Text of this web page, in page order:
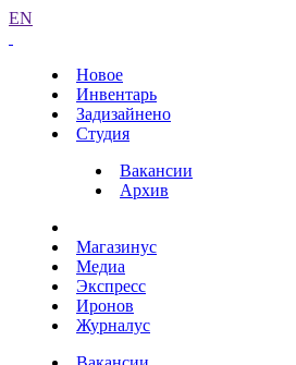
EN
Новое
Инвентарь
Задизайнено
Студия
Вакансии
Архив
Магазинус
Медиа
Экспресс
Иронов
Журналус